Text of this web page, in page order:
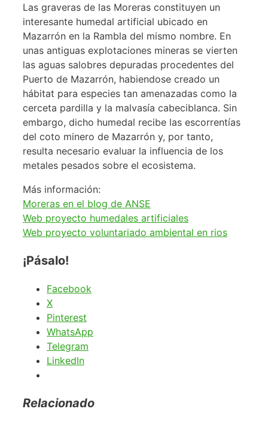
Las graveras de las Moreras constituyen un
interesante humedal artificial ubicado en
Mazarrón en la Rambla del mismo nombre. En
unas antiguas explotaciones mineras se vierten
las aguas salobres depuradas procedentes del
Puerto de Mazarrón, habiendose creado un
hábitat para especies tan amenazadas como la
cerceta pardilla y la malvasía cabeciblanca. Sin
embargo, dicho humedal recibe las escorrentías
del coto minero de Mazarrón y, por tanto,
resulta necesario evaluar la influencia de los
metales pesados sobre el ecosistema.
Más información:
Moreras en el blog de ANSE
Web proyecto humedales artificiales
Web proyecto voluntariado ambiental en rios
¡Pásalo!
Facebook
X
Pinterest
WhatsApp
Telegram
LinkedIn
Relacionado